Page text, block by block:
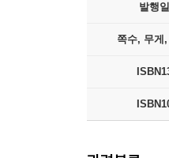
발행일
쪽수, 무게,